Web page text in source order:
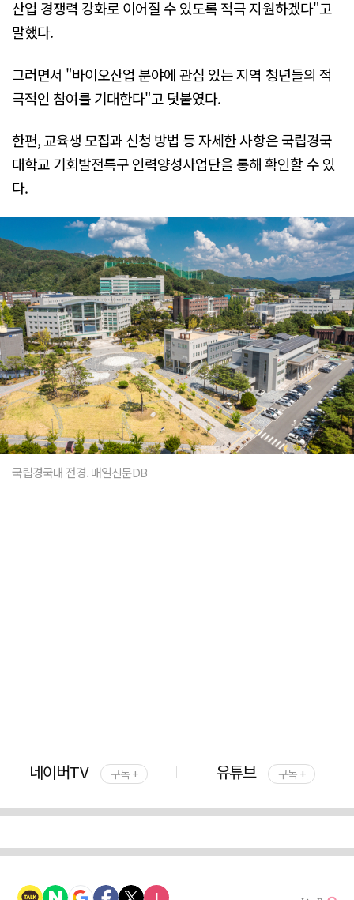
산업 경쟁력 강화로 이어질 수 있도록 적극 지원하겠다"고
말했다.
그러면서 "바이오산업 분야에 관심 있는 지역 청년들의 적
극적인 참여를 기대한다"고 덧붙였다.
한편, 교육생 모집과 신청 방법 등 자세한 사항은 국립경국
대학교 기회발전특구 인력양성사업단을 통해 확인할 수 있
다.
국립경국대 전경. 매일신문DB
네이버TV 구독 + 유튜브 구독 +